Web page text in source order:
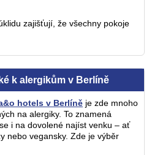
zajišťují, že všechny pokoje
k alergikům v Berlíně
hotels v Berlíně je zde mnoho
na alergiky. To znamená
i na dovolené najíst venku – ať
nebo vegansky. Zde je výběr